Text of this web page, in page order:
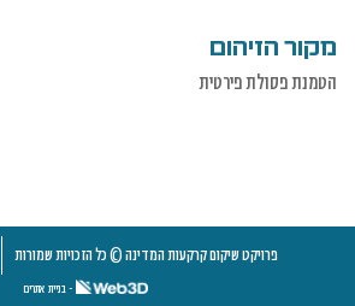
מקור הזיהום
הטמנת פסולת פירטית
פרויקט שיקום קרקעות המדינה © כל הזכויות שמורות
- בניית אתרים